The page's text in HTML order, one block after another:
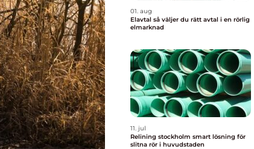
01. aug
Elavtal så väljer du rätt avtal i en rörlig
elmarknad
11. jul
Relining stockholm smart lösning för
slitna rör i huvudstaden